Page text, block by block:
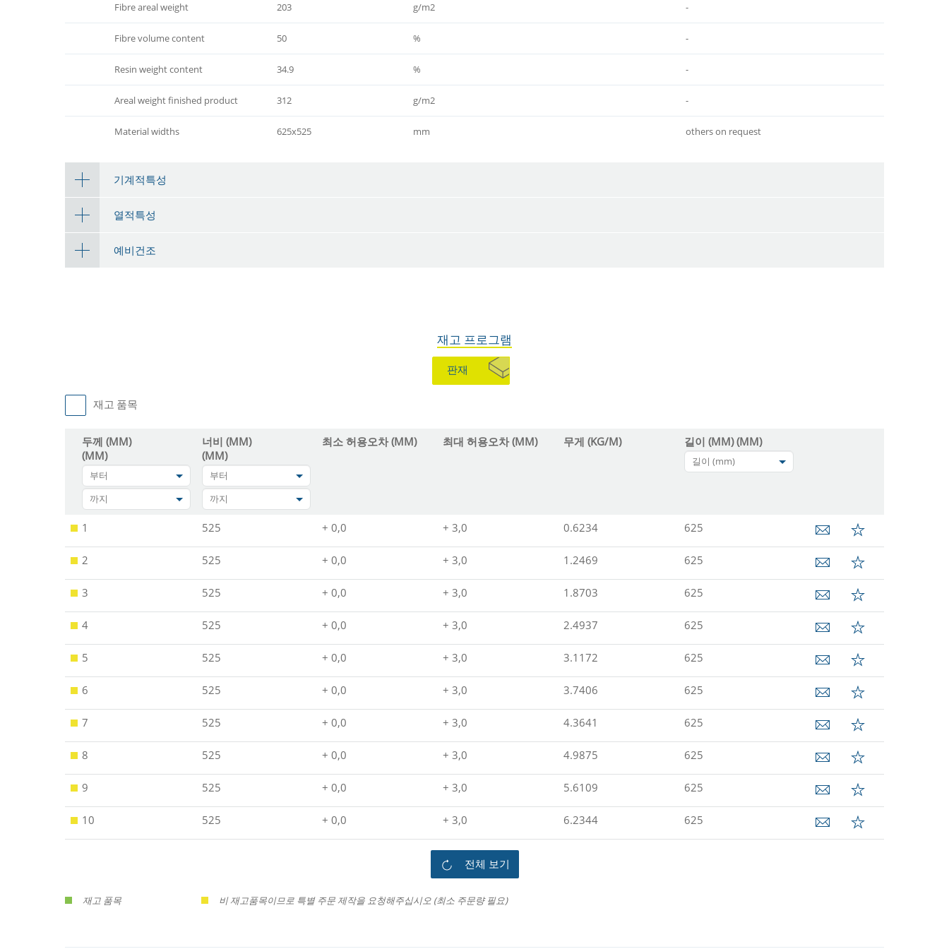
Fibre areal weight 203 g/m2 -
Fibre volume content 50 % -
Resin weight content 34.9 % -
Areal weight finished product 312 g/m2 -
Material widths 625x525 mm others on request
기계적특성
열적특성
예비건조
재고 프로그램
판재
재고 품목
두께 (MM)
(MM)
부터
까지
너비 (MM)
(MM)
부터
까지
최소 허용오차 (MM) 최대 허용오차 (MM) 무게 (KG/M) 길이 (MM) (MM)
길이 (mm)
1 525 + 0,0 + 3,0 0.6234 625
2 525 + 0,0 + 3,0 1.2469 625
3 525 + 0,0 + 3,0 1.8703 625
4 525 + 0,0 + 3,0 2.4937 625
5 525 + 0,0 + 3,0 3.1172 625
6 525 + 0,0 + 3,0 3.7406 625
7 525 + 0,0 + 3,0 4.3641 625
8 525 + 0,0 + 3,0 4.9875 625
9 525 + 0,0 + 3,0 5.6109 625
10 525 + 0,0 + 3,0 6.2344 625
전체 보기
재고 품목 비 재고품목이므로 특별 주문 제작을 요청해주십시오 (최소 주문량 필요)